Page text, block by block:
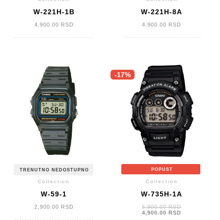
W-221H-1B
4,900.00 RSD
W-221H-8A
4,900.00 RSD
TRENUTNO NEDOSTUPNO
Collection
W-59-1
2,900.00 RSD
-17%
POPUST
Collection
W-735H-1A
5,900.00RSDOriginalna
4,900.00 RSD